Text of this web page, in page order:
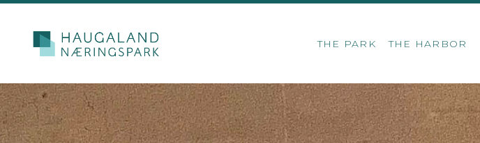
THE PARK THE HARBOR